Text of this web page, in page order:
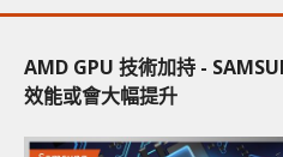
AMD GPU 技術加持 -
效能或會大幅提升